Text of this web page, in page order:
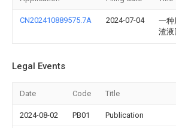
CN202410889575.7A 2024-07-04
一种
渣液
Legal Events
Date Code Title
2024-08-02 PB01 Publication